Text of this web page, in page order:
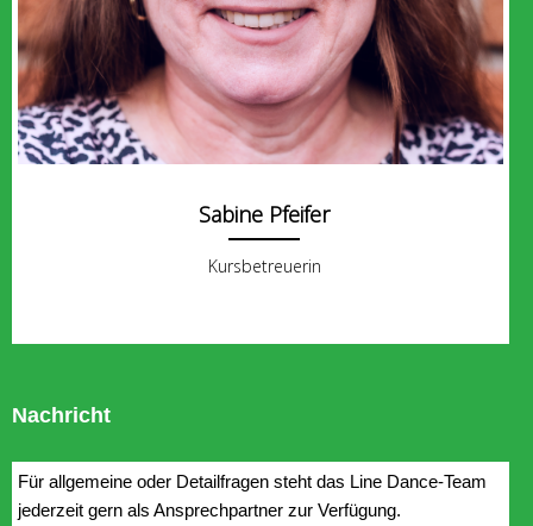
Sabine Pfeifer
Kursbetreuerin
Nachricht
Für allgemeine oder Detailfragen steht das Line Dance-Team
jederzeit gern als Ansprechpartner zur Verfügung.